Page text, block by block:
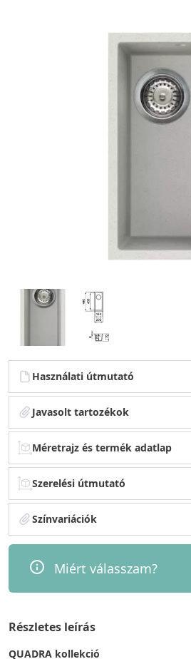
Használati útmutató
Javasolt tartozékok
Méretrajz és termék adatlap
Szerelési útmutató
Színvariációk
Miért válasszam?
Részletes leírás
QUADRA kollekció